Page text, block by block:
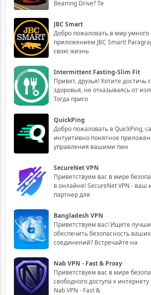
Beamng Drive? Те
JBC Smart
Добро пожаловать в мир
приложением JBC Smart!
свою жизнь
Intermittent Fasting-Slim Fit
Привет, друзья! Хотите достичь
здоровья, не отказываясь от
Тогда приго
QuickPing
Добро пожаловать в QuickPing,
интуитивно понятное
управления вашими пин
SecureNet VPN
Приветствуем вас в мире
в онлайне! SecureNet VPN - ваш
партнер для
Bangladesh VPN
Приветствуем вас! Ищете
обеспечить безопасность
соединений? Встречайте на
Nab VPN - Fast & Proxy
Приветствуем вас в мире
свободного доступа к
Nab VPN - Fast &